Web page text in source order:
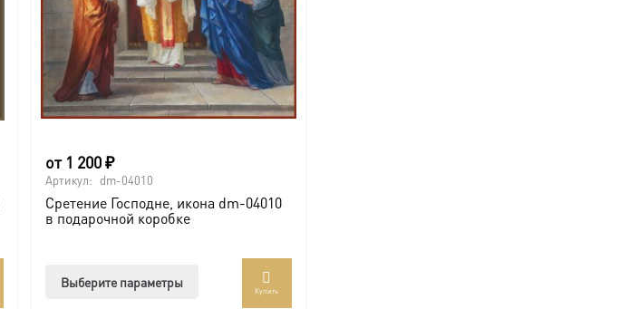
странице
товара.
от 1 200₽
Артикул: dm-04010
Сретение Господне, икона dm-04010
в подарочной коробке
Выберите параметры
Купить